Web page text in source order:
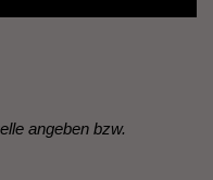
angeben bzw.